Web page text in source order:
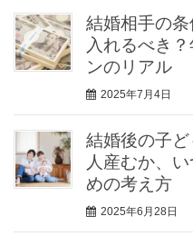
結婚相手の
入れるべき
ンのリアル
2025年7月4日
結婚後の子
人産むか、
めの考え方
2025年6月28日